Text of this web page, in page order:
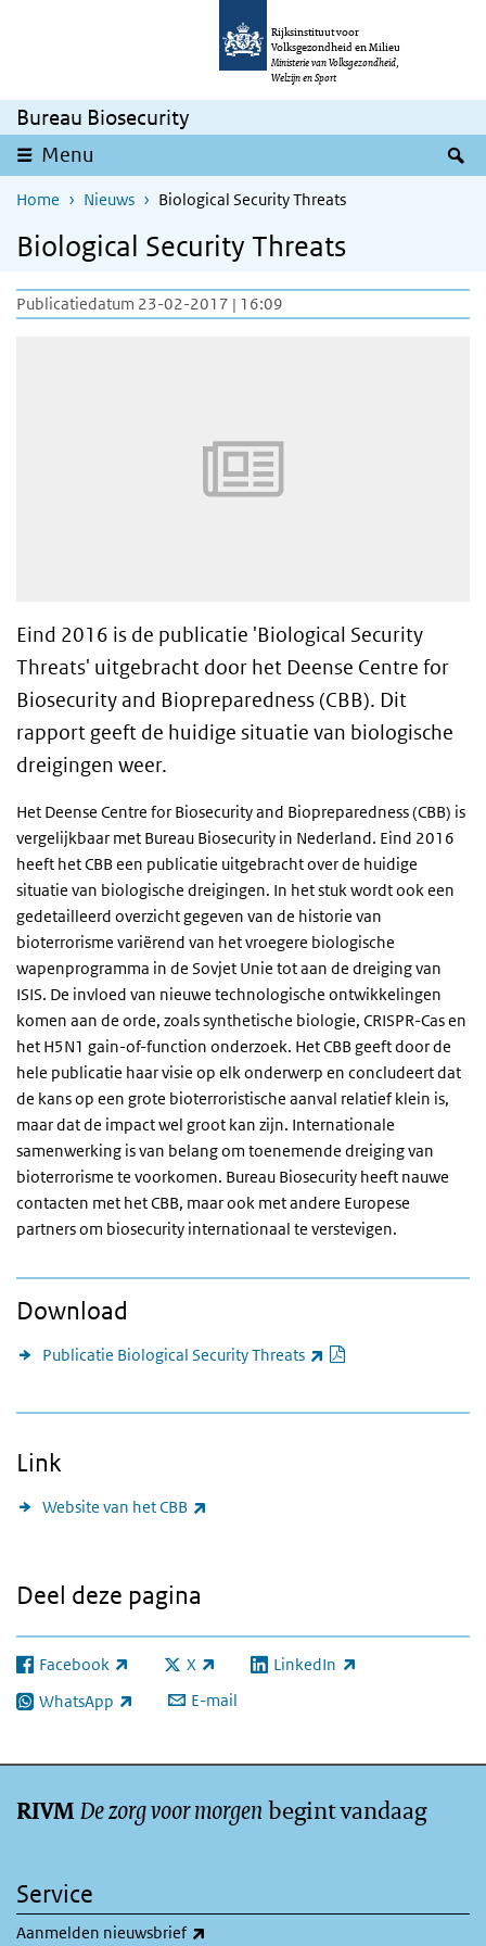
Overslaan en naar de inhoud gaan
Rijksinstituut voor
Volksgezondheid en Milieu
Ministerie van Volksgezondheid,
Welzijn en Sport
Bureau Biosecurity
Menu
Home Nieuws Biological Security Threats
Biological Security Threats
Publicatiedatum 23-02-2017 | 16:09
Eind 2016 is de publicatie 'Biological Security
Threats' uitgebracht door het Deense Centre for
Biosecurity and Biopreparedness (CBB). Dit
rapport geeft de huidige situatie van biologische
dreigingen weer.
Het Deense Centre for Biosecurity and Biopreparedness (CBB) is
vergelijkbaar met Bureau Biosecurity in Nederland. Eind 2016
heeft hetCBBeen publicatie uitgebracht over de huidige
situatie van biologische dreigingen. In het stuk wordt ook een
gedetailleerd overzicht gegeven van de historie van
bioterrorisme variërend van het vroegere biologische
wapenprogramma in de Sovjet Unie tot aan de dreiging van
ISIS. De invloed van nieuwe technologische ontwikkelingen
komen aan de orde, zoals synthetische biologie, CRISPR-Cas en
het H5N1 gain-of-function onderzoek. HetCBBgeeft door de
hele publicatie haar visie op elk onderwerp en concludeert dat
de kans op een grote bioterroristische aanval relatief klein is,
maar dat de impact wel groot kan zijn. Internationale
samenwerking is van belang om toenemende dreiging van
bioterrorisme te voorkomen. Bureau Biosecurity heeft nauwe
contacten met hetCBB, maar ook met andere Europese
partners om biosecurity internationaal te verstevigen.
Download
Publicatie Biological Security Threats
Link
Website van het CBB
Deel deze pagina
Facebook
(externe link) X
(externe link) LinkedIn
(externe link)
WhatsApp
(externe link) E-mail
RIVMDe zorg voor morgen begint vandaag
Service
Aanmelden nieuwsbrief